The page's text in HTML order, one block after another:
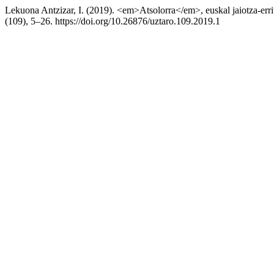
Lekuona Antzizar, I. (2019). <em>Atsolorra</em>, euskal jaiotza-
(109), 5–26. https://doi.org/10.26876/uztaro.109.2019.1